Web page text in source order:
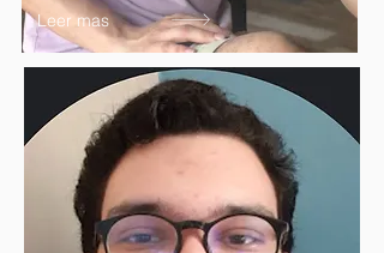
Leer mas